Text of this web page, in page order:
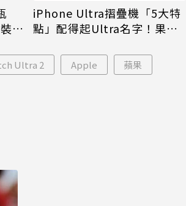
晶
iPhone Ultra摺疊機「5大特
點」配得起Ultra名字！果粉
Ultra 2 Apple 蘋果